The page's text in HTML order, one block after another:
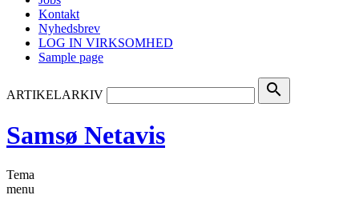
Kontakt
Nyhedsbrev
LOG IN VIRKSOMHED
Sample page
ARTIKELARKIV search
Samsø Netavis
Tema
menu